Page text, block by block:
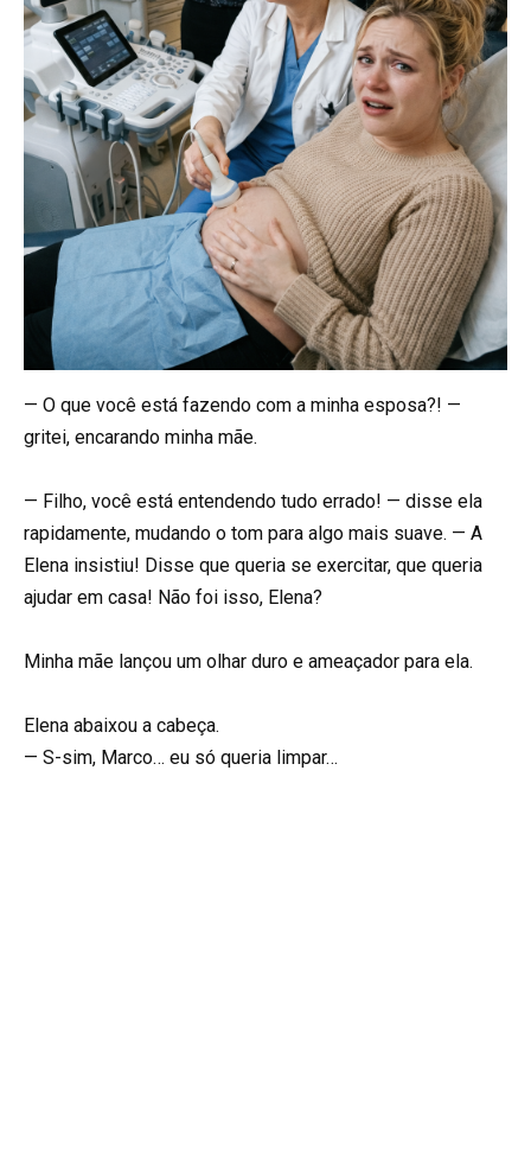
— O que você está fazendo com a minha esposa?! —
gritei, encarando minha mãe.
— Filho, você está entendendo tudo errado! — disse ela
rapidamente, mudando o tom para algo mais suave. — A
Elena insistiu! Disse que queria se exercitar, que queria
ajudar em casa! Não foi isso, Elena?
Minha mãe lançou um olhar duro e ameaçador para ela.
Elena abaixou a cabeça.
— S-sim, Marco… eu só queria limpar…